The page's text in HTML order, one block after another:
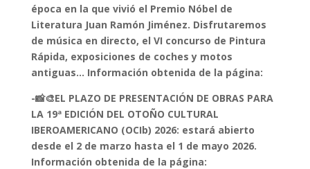
época en la que vivió el Premio Nóbel de
Literatura Juan Ramón Jiménez. Disfrutaremos
de música en directo, el VI concurso de Pintura
Rápida, exposiciones de coches y motos
antiguas… Información obtenida de la página:
-📸🎨EL PLAZO DE PRESENTACIÓN DE OBRAS PARA
LA 19ª EDICIÓN DEL OTOÑO CULTURAL
IBEROAMERICANO (OCIb) 2026: estará abierto
desde el 2 de marzo hasta el 1 de mayo 2026.
Información obtenida de la página: